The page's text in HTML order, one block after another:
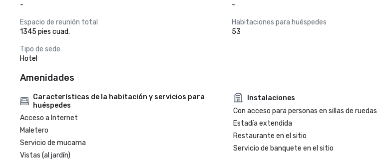
-
-
Espacio de reunión total
1345 pies cuad.
Habitaciones para huéspedes
53
Tipo de sede
Hotel
Amenidades
Características de la habitación y servicios para
huéspedes
Acceso a Internet
Maletero
Servicio de mucama
Vistas (al jardín)
Instalaciones
Con acceso para personas en sillas de ruedas
Estadía extendida
Restaurante en el sitio
Servicio de banquete en el sitio